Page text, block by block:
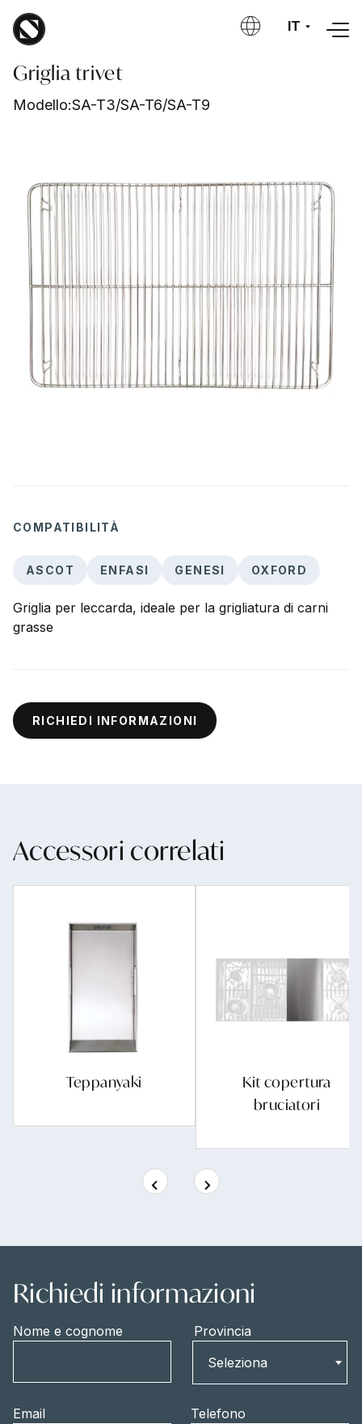
Salta al contenuto principale
IT
Griglia trivet
Modello:SA-T3/SA-T6/SA-T9
COMPATIBILITÀ
ASCOT ENFASI GENESI OXFORD
Griglia per leccarda, ideale per la grigliatura di carni
grasse
RICHIEDI INFORMAZIONI
Accessori correlati
Teppanyaki
Kit copertura
bruciatori
Richiedi informazioni
Nome e cognome
Provincia
Seleziona
Email Telefono